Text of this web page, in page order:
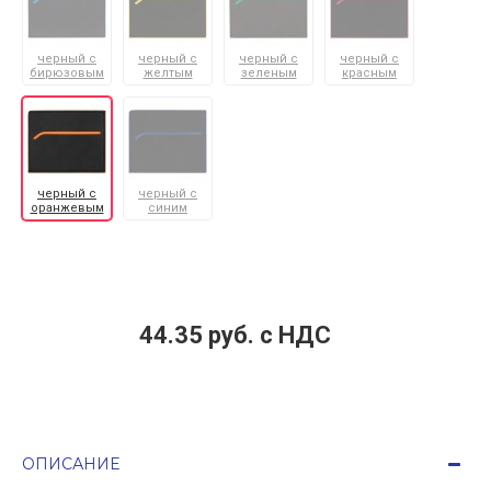
черный с
бирюзовым
черный с
желтым
черный с
зеленым
черный с
красным
черный с
оранжевым
черный с
синим
44.35 руб. c НДС
ОПИСАНИЕ